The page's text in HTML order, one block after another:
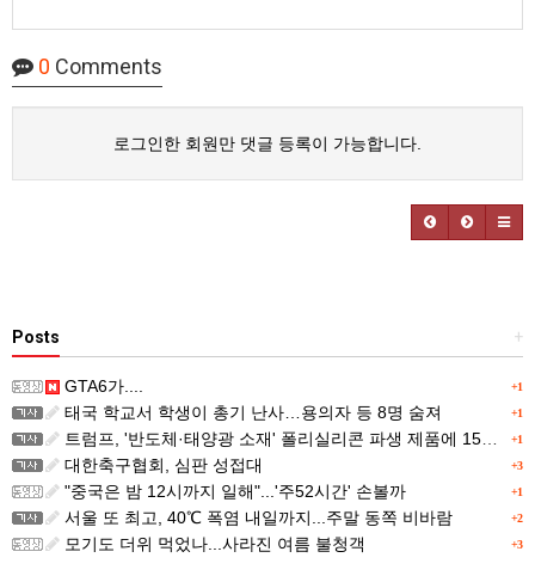
0 Comments
로그인한 회원만 댓글 등록이 가능합니다.
+
Posts
+1
GTA6가....
+1
태국 학교서 학생이 총기 난사…용의자 등 8명 숨져
+1
트럼프, '반도체·태양광 소재' 폴리실리콘 파생 제품에 15% 관세...한국 기업도 영향
+3
대한축구협회, 심판 성접대
+1
"중국은 밤 12시까지 일해"...'주52시간' 손볼까
+2
서울 또 최고, 40℃ 폭염 내일까지...주말 동쪽 비바람
+3
모기도 더위 먹었나...사라진 여름 불청객